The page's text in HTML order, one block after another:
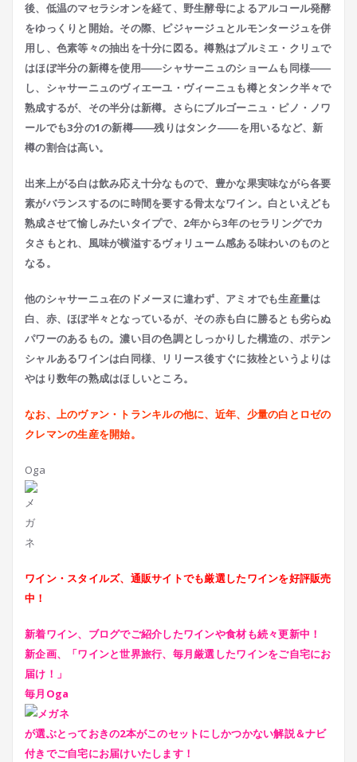
後、低温のマセラシオンを経て、野生酵母によるアルコール発酵
をゆっくりと開始。その際、ピジャージュとルモンタージュを併
用し、色素等々の抽出を十分に図る。樽熟はプルミエ・クリュで
はほぼ半分の新樽を使用――シャサーニュのショームも同様――
し、シャサーニュのヴィエーユ・ヴィーニュも樽とタンク半々で
熟成するが、その半分は新樽。さらにブルゴーニュ・ピノ・ノワ
ールでも3分の1の新樽――残りはタンク――を用いるなど、新
樽の割合は高い。
出来上がる白は飲み応え十分なもので、豊かな果実味ながら各要
素がバランスするのに時間を要する骨太なワイン。白といえども
熟成させて愉しみたいタイプで、2年から3年のセラリングでカ
タさもとれ、風味が横溢するヴォリューム感ある味わいのものと
なる。
他のシャサーニュ在のドメーヌに違わず、アミオでも生産量は
白、赤、ほぼ半々となっているが、その赤も白に勝るとも劣らぬ
パワーのあるもの。濃い目の色調としっかりした構造の、ポテン
シャルあるワインは白同様、リリース後すぐに抜栓というよりは
やはり数年の熟成はほしいところ。
なお、上のヴァン・トランキルの他に、近年、少量の白とロゼの
クレマンの生産を開始。
Oga
ワイン・スタイルズ、通販サイトでも厳選したワインを好評販売
中！
新着ワイン、ブログでご紹介したワインや食材も続々更新中！
新企画、「ワインと世界旅行、毎月厳選したワインをご自宅にお
届け！」
毎月Oga
が選ぶとっておきの2本がこのセットにしかつかない解説＆ナビ
付きでご自宅にお届けいたします！